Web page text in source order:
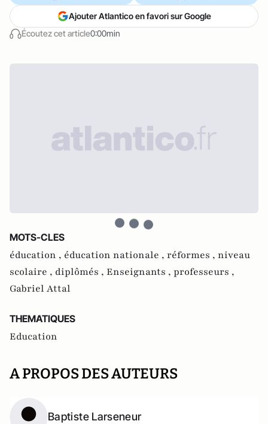
Écoutez cet article0:00min
Ajouter Atlantico en favori sur Google
MOTS-CLES
éducation , éducation nationale , réformes , niveau
scolaire , diplômés , Enseignants , professeurs ,
Gabriel Attal
THEMATIQUES
Education
A PROPOS DES AUTEURS
Baptiste Larseneur